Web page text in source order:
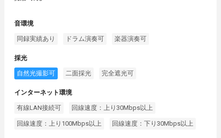
音環境
同録実績あり ドラム演奏可 楽器演奏可
採光
自然光撮影可 二面採光 完全遮光可
インターネット環境
有線LAN接続可 回線速度：上り30Mbps以上
回線速度：上り100Mbps以上 回線速度：下り30Mbps以上